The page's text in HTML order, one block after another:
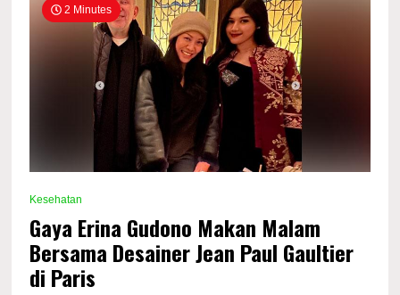
2 Minutes
Kesehatan
Gaya Erina Gudono Makan Malam
Bersama Desainer Jean Paul Gaultier
di Paris